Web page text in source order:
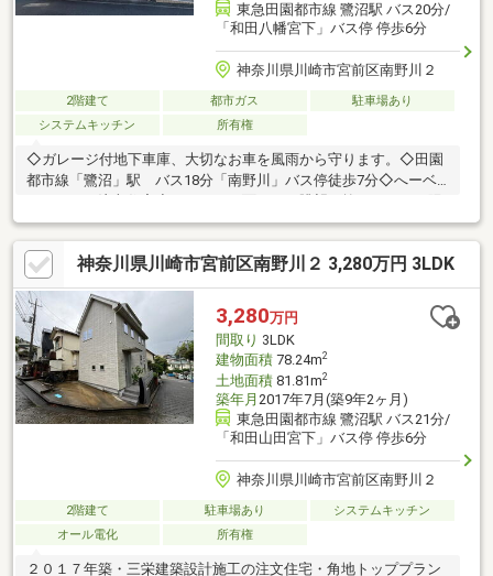
東急田園都市線 鷺沼駅 バス20分/
「和田八幡宮下」バス停 停歩6分
神奈川県川崎市宮前区南野川２
2階建て 都市ガス
駐車場あり
システムキッチン
所有権
◇ガレージ付地下車庫、大切なお車を風雨から守ります。◇田園
都市線「鷺沼」駅 バス18分「南野川」バス停徒歩7分◇へーベ
当たり良好です。◇土地面積：２４９．６７m2、建物面積：１１
６．１７m2とゆとりがある2階建てです。◇道路面より1段高くな
っており、プライバシー性の高いご住宅となっております。
神奈川県川崎市宮前区南野川２ 3,280万円 3LDK
3,280万円
間取り 3LDK
建物面積78.24m2
土地面積81.81m2
築年月 2017年7月(築9年2ヶ月)
東急田園都市線 鷺沼駅 バス21分/
「和田山田宮下」バス停 停歩6分
神奈川県川崎市宮前区南野川２
2階建て 駐車場あり
システムキッチン
オール電化
所有権
２０１７年築・三栄建築設計施工の注文住宅・角地トッププラン